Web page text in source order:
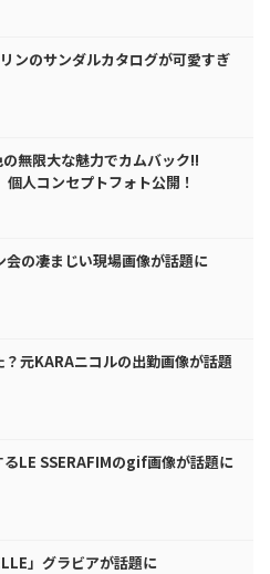
ンのサンダルカタログが可愛すぎ
無限大な魅力でカムバック!!
個人コンセプトフォト公開！
会の凄まじい現場画像が話題に
？元KARAニコルの出勤画像が話題
るLE SSERAFIMのgif画像が話題に
」グラビアが話題に